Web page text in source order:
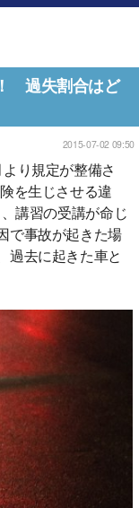
過失割合はど
2015-07-02 09:50
り規定が整備さ
を生じさせる違
講習の受講が命じ
で事故が起きた場
去に起きた車と